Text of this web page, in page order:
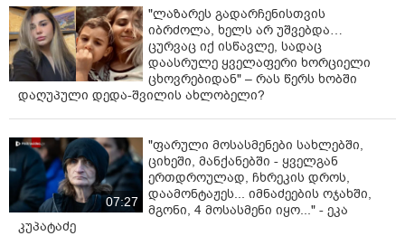
"ლაზარეს გადარჩენისთვის
იბრძოლა, ხელს არ უშვებდა…
ცურვაც იქ ისწავლე, სადაც
დაასრულე ყველაფერი ხორციელი
ცხოვრებიდან" – რას წერს ხობში
დაღუპული დედა-შვილის ახლობელი?
07:27
"ფარული მოსასმენები სახლებში,
ციხეში, მანქანებში - ყველგან
ერთდროულად, ჩხრეკის დროს,
დაამონტაჟეს... იმნაძეების ოჯახში,
მგონი, 4 მოსასმენი იყო..." - ეკა
კუპატაძე